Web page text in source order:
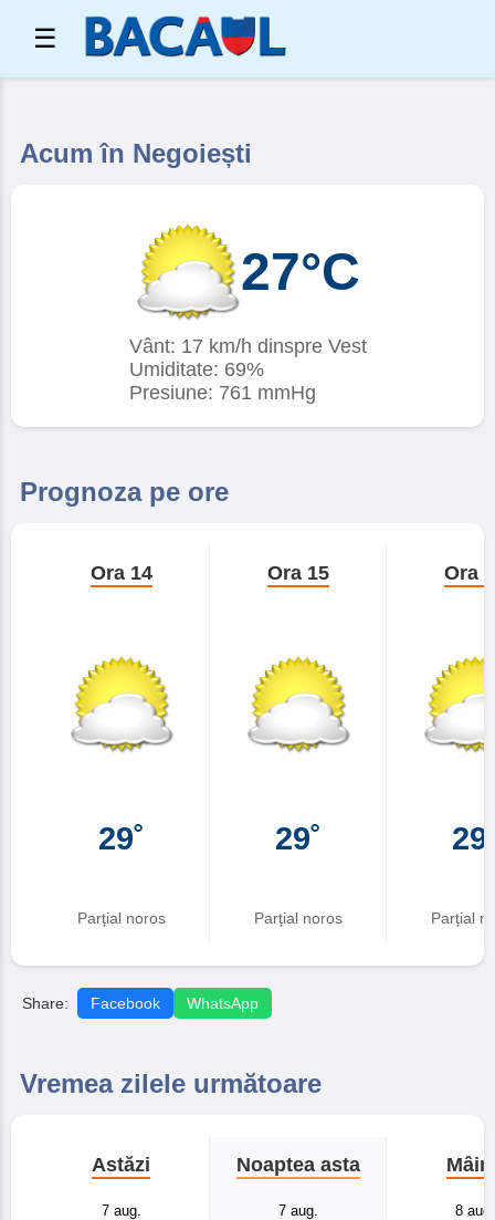
☰
Acum în Negoiești
27°C
Vânt: 17 km/h dinspre Vest
Umiditate: 69%
Presiune: 761 mmHg
Prognoza pe ore
Ora 14
29˚
Parțial noros
Ora 15
29˚
Parțial noros
Ora
Parțial
Share: Facebook WhatsApp
Vremea zilele următoare
Astăzi
7 aug.
Noaptea asta
7 aug. 8 aug.